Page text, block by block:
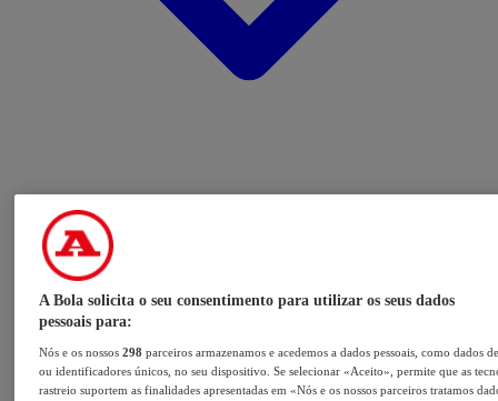
A Bola solicita o seu consentimento para utilizar os seus dados
pessoais para:
Nós e os nossos298 parceiros armazenamos e acedemos a dados pessoais, como dados
ou identificadores únicos, no seu dispositivo. Se selecionar «Aceito», permite que as
rastreio suportem as finalidades apresentadas em «Nós e os nossos parceiros tratamos